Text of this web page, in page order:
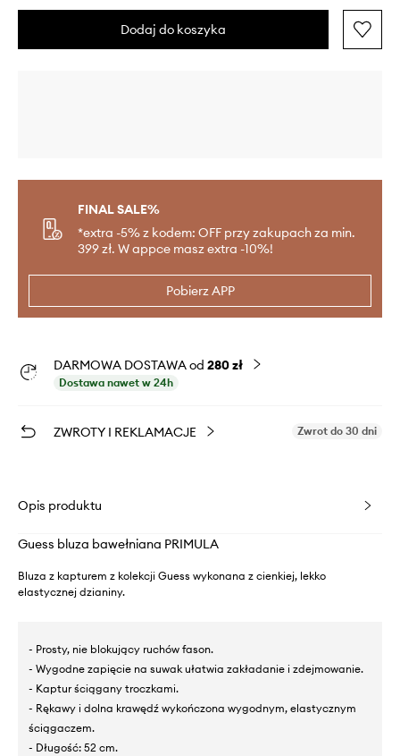
Dodaj do koszyka
FINAL SALE%
*extra -5% z kodem: OFF przy zakupach za min.
399 zł. W appce masz extra -10%!
Pobierz APP
DARMOWA DOSTAWA od 280 zł
Dostawa nawet w 24h
ZWROTY I REKLAMACJE Zwrot do 30 dni
Opis produktu
Guess bluza bawełniana PRIMULA
Bluza z kapturem z kolekcji Guess wykonana z cienkiej, lekko
elastycznej dzianiny.
- Prosty, nie blokujący ruchów fason.
- Wygodne zapięcie na suwak ułatwia zakładanie i zdejmowanie.
- Kaptur ściągany troczkami.
- Rękawy i dolna krawędź wykończona wygodnym, elastycznym
ściągaczem.
- Długość: 52 cm.